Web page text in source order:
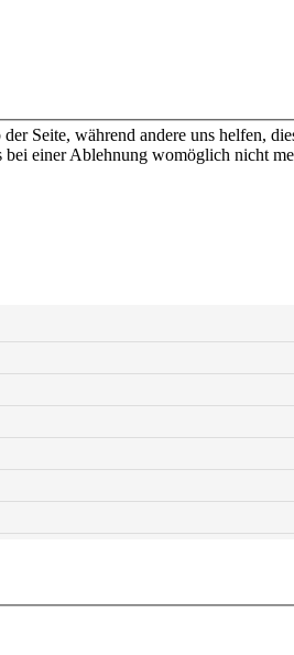
Seite, während andere uns helfen,
einer Ablehnung womöglich nicht